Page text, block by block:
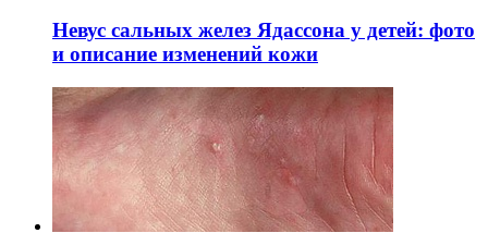
Невус сальных желез Ядассона у детей: фото
и описание изменений кожи